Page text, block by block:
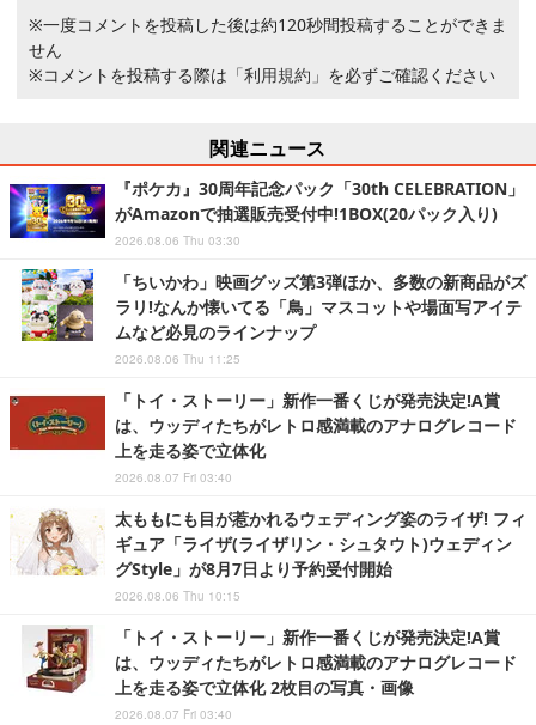
※一度コメントを投稿した後は約120秒間投稿することができま
せん
※コメントを投稿する際は 「利用規約」 を必ずご確認ください
関連ニュース
『ポケカ』30周年記念パック「30th CELEBRATION」
がAmazonで抽選販売受付中!1BOX(20パック入り)
2026.08.06 Thu 03:30
「ちいかわ」映画グッズ第3弾ほか、多数の新商品がズ
ラリ!なんか懐いてる「鳥」マスコットや場面写アイテ
ムなど必見のラインナップ
2026.08.06 Thu 11:25
「トイ・ストーリー」新作一番くじが発売決定!A賞
は、ウッディたちがレトロ感満載のアナログレコード
上を走る姿で立体化
2026.08.07 Fri 03:40
太ももにも目が惹かれるウェディング姿のライザ! フィ
ギュア「ライザ(ライザリン・シュタウト)ウェディン
グStyle」が8月7日より予約受付開始
2026.08.06 Thu 10:15
「トイ・ストーリー」新作一番くじが発売決定!A賞
は、ウッディたちがレトロ感満載のアナログレコード
上を走る姿で立体化 2枚目の写真・画像
2026.08.07 Fri 03:40